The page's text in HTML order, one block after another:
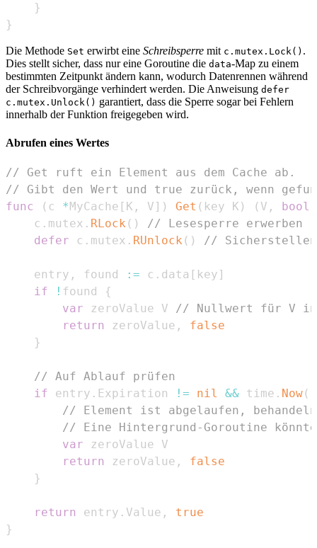
}
}
Die Methode Set erwirbt eine Schreibsperre mit c.mutex.Lock() .
Dies stellt sicher, dass nur eine Goroutine die data-Map zu einem
bestimmten Zeitpunkt ändern kann, wodurch Datenrennen während
der Schreibvorgänge verhindert werden. Die Anweisung defer
c.mutex.Unlock() garantiert, dass die Sperre sogar bei Fehlern
innerhalb der Funktion freigegeben wird.
Abrufen eines Wertes
// Get ruft ein Element aus dem Cache ab.
// Gibt den Wert und true zurück, wenn
func
( c *MyCache [ K , V ] ) Get ( key K ) ( V , bool
	c
. mutex . RLock ( )
// Lesesperre erwerben
defer c . mutex . RUnlock ( ) //
	entry
, found := c . data [ key ]
if
! found
{
var zeroValue V
// Nullwert für V
return
zeroValue ,
false
}
// Auf Ablauf prüfen
if entry . Expiration != nil && time . Now(
// Element ist abgelaufen,
// Eine Hintergrund-Goroutine
var
return
zeroValue ,
false
}
return entry . Value ,
true
}